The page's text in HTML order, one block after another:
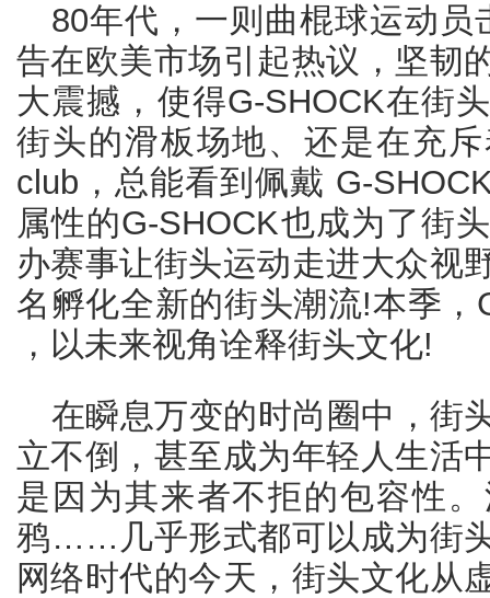
80年代，一则曲棍球运动员
告在欧美市场引起热议，坚韧
大震撼，使得G-SHOCK在街
街头的滑板场地、还是在充
club，总能看到佩戴 G-
属性的G-SHOCK也成为了街
办赛事让街头运动走进大众视
名孵化全新的街头潮流!本季
，以未来视角诠释街头文化!
在瞬息万变的时尚圈中，街
立不倒，甚至成为年轻人生活
是因为其来者不拒的包容性
鸦……几乎形式都可以成为街
网络时代的今天，街头文化从